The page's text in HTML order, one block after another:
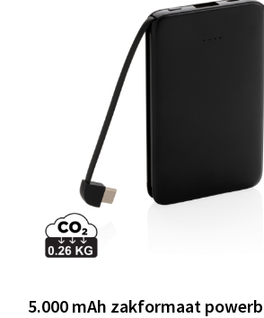
5.000 mAh zakformaat